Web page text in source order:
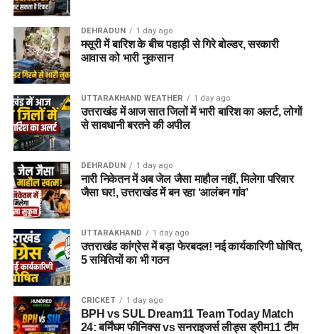
DEHRADUN 1 day ago
मसूरी में बारिश के बीच पहाड़ी से गिरे बोल्डर, सरकारी
आवास को भारी नुकसान
UTTARAKHAND WEATHER 1 day ago
उत्तराखंड में आज सात जिलों में भारी बारिश का अलर्ट, लोगों
से सावधानी बरतने की अपील
DEHRADUN 1 day ago
नारी निकेतन में अब जेल जैसा माहौल नहीं, मिलेगा परिवार
जैसा घर!, उत्तराखंड में बन रहा ‘आलंबन गांव’
UTTARAKHAND 1 day ago
उत्तराखंड कांग्रेस में बड़ा फेरबदल! नई कार्यकारिणी घोषित,
5 समितियों का भी गठन
CRICKET 1 day ago
BPH vs SUL Dream11 Team Today Match
24: बर्मिंघम फीनिक्स vs सनराइजर्स लीड्स ड्रीम11 टीम